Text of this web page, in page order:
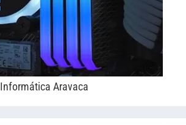
Informática Aravaca